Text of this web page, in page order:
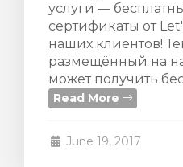
услуги —
сертификаты от
наших клиентов!
размещённый на
может получить
Read More
June 19, 2017